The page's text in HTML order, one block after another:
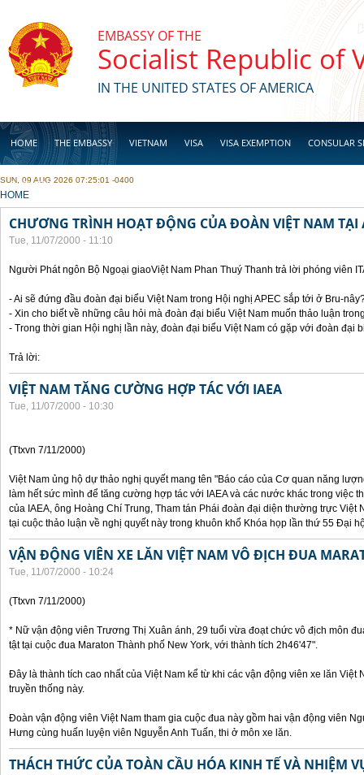
EMBASSY OF THE
Socialist Republic of
IN THE UNITED STATES OF AMERICA
HOME THE EMBASSY VIETNAM VISA VISA EXEMPTION CONSULAR
BUSINESS
SUN, 09 AUG 2026 07:25:01 -0400
YOU ARE HERE
HOME
CHƯƠNG TRÌNH HOẠT ĐỘNG CỦA ĐOÀN VIỆT NAM TẠI
Tue, 11/07/2000 - 11:10
Người Phát ngôn Bộ Ngoại giaoViệt Nam Phan Thuý Thanh trả lời phóng viên
- Ai sẽ đứng đầu đoàn đại biểu Việt Nam trong Hội nghị APEC sắp tới ở Bru-
- Xin cho biết về những câu hỏi mà đoàn đại biểu Việt Nam muốn thảo luận
- Trong thời gian Hội nghị lần này, đoàn đại biểu Việt Nam có gặp với đoàn đại
Trả lời:
VIỆT NAM TĂNG CƯỜNG HỢP TÁC VỚI IAEA
Tue, 11/07/2000 - 10:30
(Ttxvn 7/11/2000)
Việt Nam ủng hộ dự thảo nghị quyết mang tên "Báo cáo của Cơ quan năng
làm hết sức mình để tăng cường hợp tác với IAEA và các nước khác trong việc
của IAEA, ông Hoàng Chí Trung, Tham tán Phái đoàn đại diện thường trực Việt
tại cuộc thảo luận về nghị quyết này trong khuôn khổ Khóa họp lần thứ 55 Đại
VẬN ĐỘNG VIÊN XE LĂN VIỆT NAM VÔ ĐỊCH ĐUA
Tue, 11/07/2000 - 10:24
(Ttxvn 7/11/2000)
* Nữ vận động viên Trương Thị Xuân ánh, 29 tuổi vừa đoạt chức vô địch môn
tật tại cuộc đua Maraton Thành phố New York, với thành tích 2h46'47".
Đây là thành tích cao nhất của Việt Nam kể từ khi các vận động viên xe lăn Việt
truyền thống này.
Đoàn vận động viên Việt Nam tham gia cuộc đua này gồm hai vận động viên
Hưng cùng huấn luyện viên Nguyễn Anh Tuấn, thi ở môn xe lăn.
THÁCH THỨC CỦA TOÀN CẦU HÓA KINH TẾ VÀ NHIỆM